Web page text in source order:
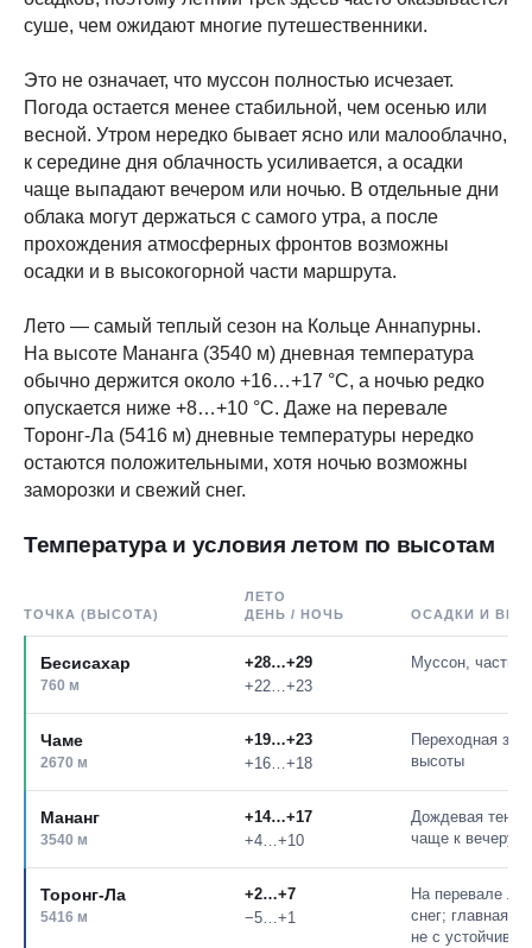
суше, чем ожидают многие путешественники.
Это не означает, что муссон полностью исчезает.
Погода остается менее стабильной, чем осенью или
весной. Утром нередко бывает ясно или малооблачно,
к середине дня облачность усиливается, а осадки
чаще выпадают вечером или ночью. В отдельные дни
облака могут держаться с самого утра, а после
прохождения атмосферных фронтов возможны
осадки и в высокогорной части маршрута.
Лето — самый теплый сезон на Кольце Аннапурны.
На высоте Мананга (3540 м) дневная температура
обычно держится около +16…+17 °C, а ночью редко
опускается ниже +8…+10 °C. Даже на перевале
Торонг-Ла (5416 м) дневные температуры нередко
остаются положительными, хотя ночью возможны
заморозки и свежий снег.
Температура и условия летом по высотам
ТОЧКА (ВЫСОТА)
ЛЕТО
ДЕНЬ / НОЧЬ
ОСАДКИ И
Бесисахар
760 м
+28…+29
+22…+23
Муссон,
Чаме
2670 м
+19…+23
+16…+18
Переходная
высоты
Мананг
3540 м
+14…+17
+4…+10
Дождевая тень,
чаще к вечеру
Торонг-Ла
5416 м
+2…+7
−5…+1
На перевале
снег; главная
не с